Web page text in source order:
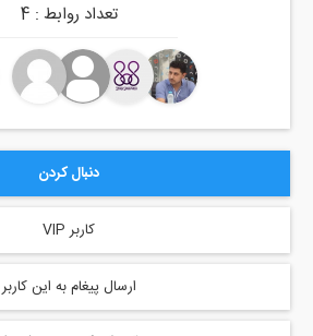
تعداد روابط : 4
دنبال کردن
کاربر VIP
ارسال پیغام به این کاربر